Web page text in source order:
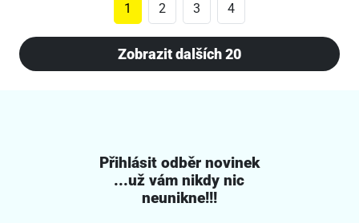
1 2 3 4
Zobrazit dalších 20
Přihlásit odběr novinek
...už vám nikdy nic
neunikne!!!